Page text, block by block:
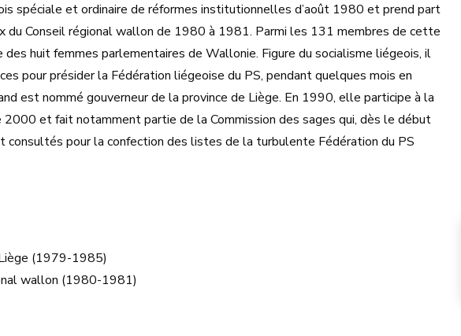
spéciale et ordinaire de réformes institutionnelles d’août 1980 et prend part
du Conseil régional wallon de 1980 à 1981. Parmi les 131 membres de cette
des huit femmes parlementaires de Wallonie. Figure du socialisme liégeois, il
pour présider la Fédération liégeoise du PS, pendant quelques mois en
est nommé gouverneur de la province de Liège. En 1990, elle participe à la
2000 et fait notamment partie de la Commission des sages qui, dès le début
consultés pour la confection des listes de la turbulente Fédération du PS
(1979-1985)
wallon (1980-1981)